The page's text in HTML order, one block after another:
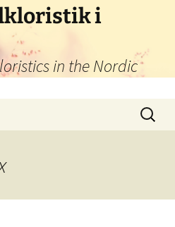
i
in the Nordic
Sök
efter: